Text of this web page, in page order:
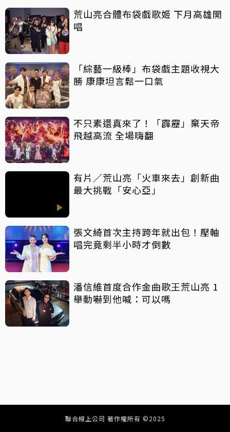
荒山亮合體布袋戲歌姬 下月高雄開
唱
「綜藝一級棒」布袋戲主題收視大
勝 康康坦言鬆一口氣
不只素還真來了！「霹靂」棄天帝
飛越高流 全場嗨翻
有片／荒山亮「火車來去」創新曲
最大挑戰「安心亞」
張文綺首次主持跨年就出包！壓軸
唱完竟剩半小時才倒數
潘信維首度合作金曲歌王荒山亮 1
舉動嚇到他喊：可以嗎
聯合線上公司 著作權所有 ©2025